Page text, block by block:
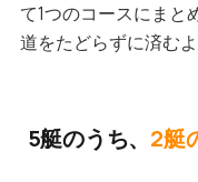
て1つのコースにまと
道をたどらずに済むよ
5艇のうち、 2艇